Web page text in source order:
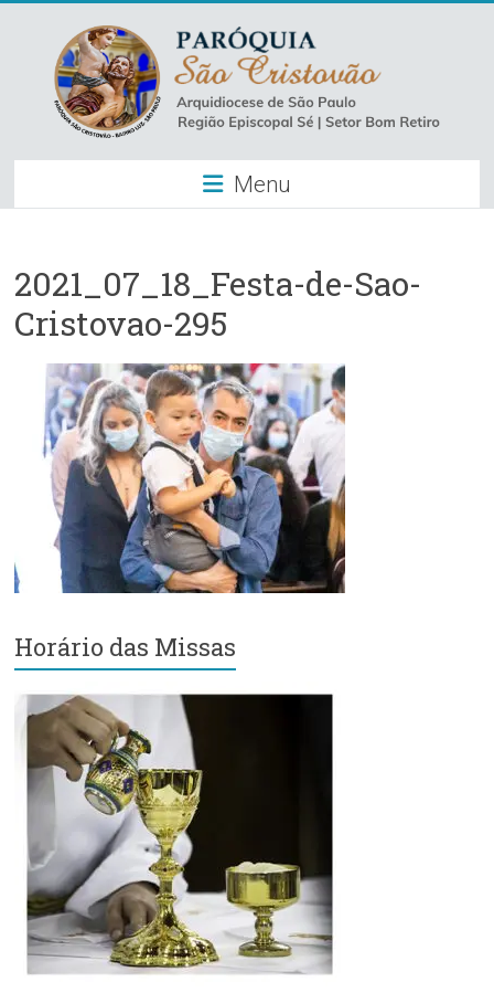
content
Paróquia
São
–
Luz
Arquidiocese
Paulo
Região
Episcopal
–
Bom
Retiro
Menu
2021_07_18_Festa-de-Sao-
Cristovao-295
Horário das Missas